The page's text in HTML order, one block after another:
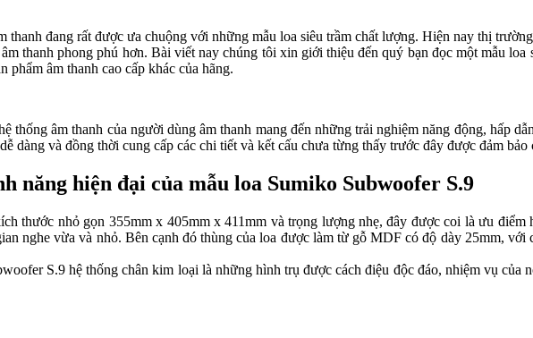
thanh đang rất được ưa chuộng với những mẫu loa siêu trầm chất lượng. Hiện nay thị trường
thanh phong phú hơn. Bài viết nay chúng tôi xin giới thiệu đến quý bạn đọc một mẫu loa
phẩm âm thanh cao cấp khác của hãng.
thống âm thanh của người dùng âm thanh mang đến những trải nghiệm năng động, hấp
dàng và đồng thời cung cấp các chi tiết và kết cấu chưa từng thấy trước đây được đảm bảo
năng hiện đại của mẫu loa Sumiko Subwoofer S.9
thước nhỏ gọn 355mm x 405mm x 411mm và trọng lượng nhẹ, đây được coi là ưu
nghe vừa và nhỏ. Bên cạnh đó thùng của loa được làm từ gỗ MDF có độ dày 25mm,
S.9 hệ thống chân kim loại là những hình trụ được cách điệu độc đáo, nhiệm vụ của